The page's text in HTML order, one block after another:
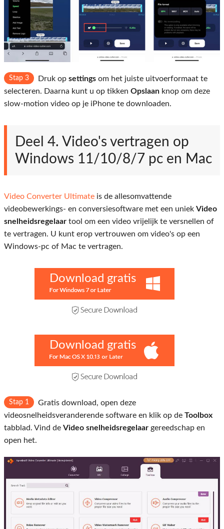
Stap 3 Druk op settings om het juiste uitvoerformaat te
selecteren. Daarna kunt u op tikken Opslaan knop om deze
slow-motion video op je iPhone te downloaden.
Deel 4. Video's vertragen op
Windows 11/10/8/7 pc en Mac
Video Converter Ultimate is de allesomvattende
videobewerkings- en conversiesoftware met een uniek Video
snelheidsregelaar tool om een ​​video vrijelijk te versnellen of
te vertragen. U kunt erop vertrouwen om video's op een
Windows-pc of Mac te vertragen.
Download gratis
Download gratis
Stap 1
Gratis download, open deze
videosnelheidsveranderende software en klik op de Toolbox
tabblad. Vind de Video snelheidsregelaar gereedschap en
open het.